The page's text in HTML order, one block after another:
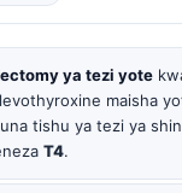
ya tezi yote
maisha
tishu ya tezi ya
T4.